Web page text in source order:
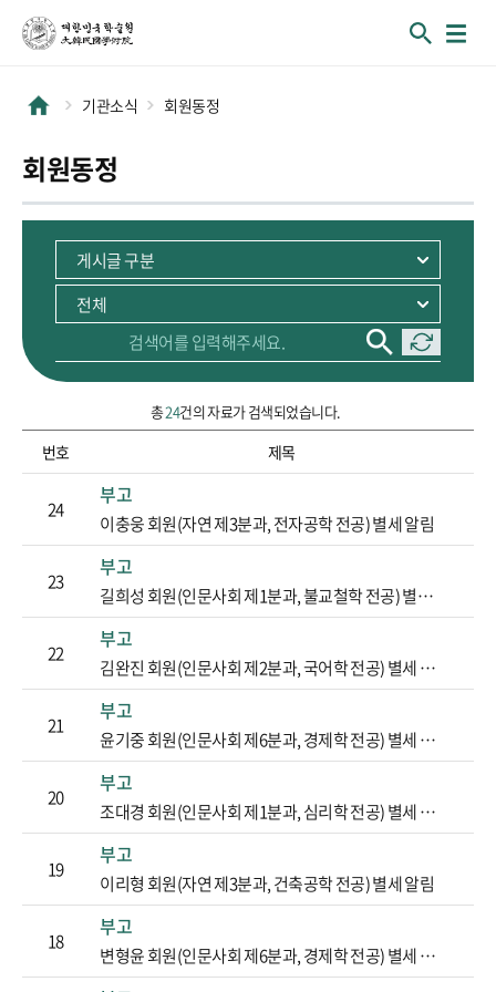
기관소식 회원동정
회원동정
총24건의 자료가 검색되었습니다.
순번, 제목 정보를 포함하고 있습니다.
번호 제목
24
부고
이충웅 회원(자연 제3분과, 전자공학 전공) 별세 알림
23
부고
길희성 회원(인문사회 제1분과, 불교철학 전공) 별세 알림
22
부고
김완진 회원(인문사회 제2분과, 국어학 전공) 별세 알림
21
부고
윤기중 회원(인문사회 제6분과, 경제학 전공) 별세 알림
20
부고
조대경 회원(인문사회 제1분과, 심리학 전공) 별세 알림
19
부고
이리형 회원(자연 제3분과, 건축공학 전공) 별세 알림
18
부고
변형윤 회원(인문사회 제6분과, 경제학 전공) 별세 알림